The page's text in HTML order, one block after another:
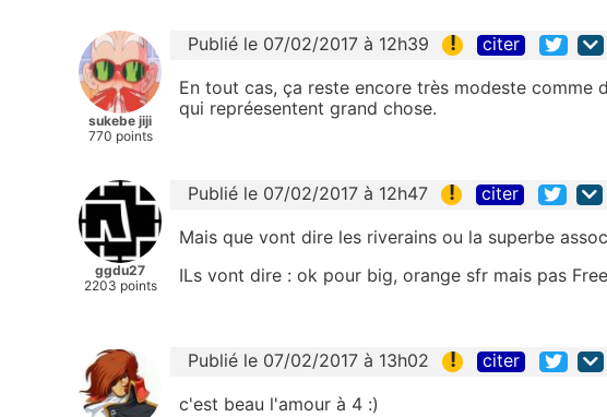
sukebe jiji
770 points
Publié le 07/02/2017 à 12h39 ! citer
En tout cas, ça reste encore très modeste
qui repréesentent grand chose.
ggdu27
2203 points
Publié le 07/02/2017 à 12h47 ! citer
Mais que vont dire les riverains ou la superbe
ILs vont dire : ok pour big, orange sfr mais pas
Publié le 07/02/2017 à 13h02 ! citer
c'est beau l'amour à 4 :)